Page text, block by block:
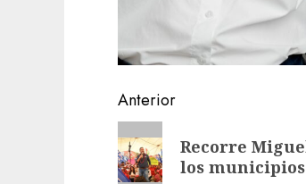
Navegación
de
entradas
Anterior
Entrada
anterior:Recorre
los